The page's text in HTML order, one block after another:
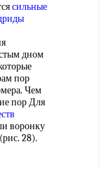
сильные
дном
пор
Чем
пор Для
воронку
28).